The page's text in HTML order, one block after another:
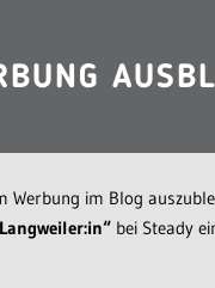
Werbung im Blog
bei Steady